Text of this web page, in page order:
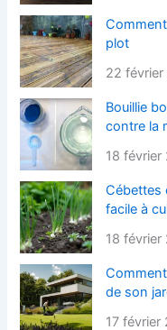
plot
22
Bouillie
contre la
18 février
Cébettes
facile à
18 février
de son
17 février